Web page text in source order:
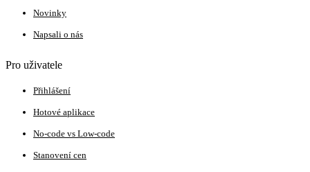
Novinky
Napsali o nás
Pro uživatele
Přihlášení
Hotové aplikace
No-code vs Low-code
Stanovení cen